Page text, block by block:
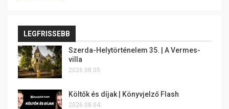
LEGFRISSEBB
Szerda-Helytörténelem 35. | A Vermes-
villa
2026.08.05.
Költők és díjak | Könyvjelző Flash
2026.08.04.